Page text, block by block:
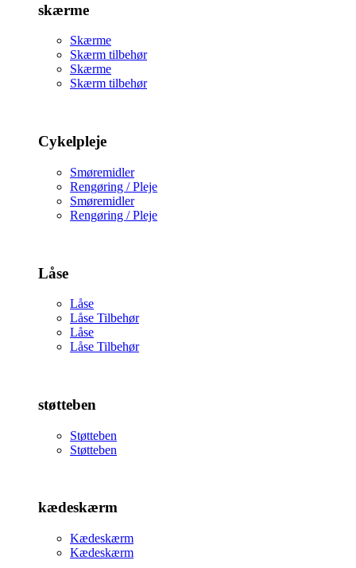
skærme
Skærme
Skærm tilbehør
Skærme
Skærm tilbehør
Cykelpleje
Smøremidler
Rengøring / Pleje
Smøremidler
Rengøring / Pleje
Låse
Låse
Låse Tilbehør
Låse
Låse Tilbehør
støtteben
Støtteben
Støtteben
kædeskærm
Kædeskærm
Kædeskærm